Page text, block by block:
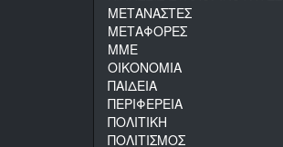
ΜΕΤΑΝΑΣΤΕΣ
ΜΕΤΑΦΟΡΕΣ
ΜΜΕ
ΟΙΚΟΝΟΜΙΑ
ΠΑΙΔΕΙΑ
ΠΕΡΙΦΕΡΕΙΑ
ΠΟΛΙΤΙΚΗ
ΠΟΛΙΤΙΣΜΟΣ